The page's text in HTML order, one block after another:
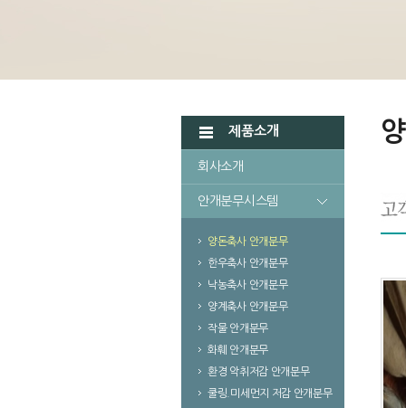
제품소개
회사소개
안개분무시스템
양돈축사 안개분무
한우축사 안개분무
낙농축사 안개분무
양계축사 안개분무
작물 안개분무
화훼 안개분무
환경 악취저감 안개분무
쿨링.미세먼지 저감 안개분무